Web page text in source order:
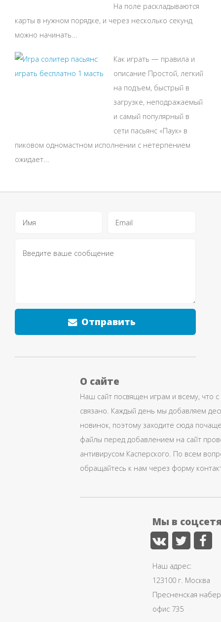
На поле раскладываются
карты в нужном порядке, и через несколько секунд
можно начинать...
Как играть — правила и
описание Простой, легкий
на подъем, быстрый в
загрузке, неподражаемый
и самый популярный в
сети пасьянс «Паук» в
пиковом одномастном исполнении с нетерпением
ожидает...
Отправить
О сайте
Наш сайт посвящен играм и всему, что
связано. Каждый день мы добавляем
новинок, поэтому заходите сюда
файлы перед добавлением на сайт
антивирусом Касперского. По всем
обращайтесь к нам через форму
Мы в
Наш адрес:
123100 г. Москва
Пресненская
офис 735